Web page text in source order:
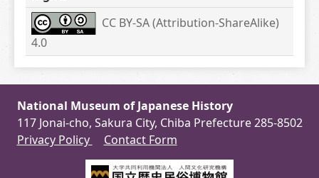
CC BY-SA (Attribution-ShareAlike)
4.0
National Museum of Japanese History
117 Jonai-cho, Sakura City, Chiba Prefecture 285-8502
Privacy Policy
Contact Form